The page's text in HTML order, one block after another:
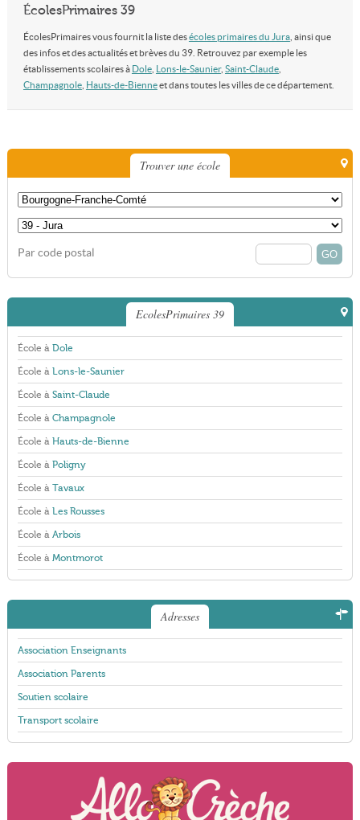
ÉcolesPrimaires 39
ÉcolesPrimaires vous fournit la liste desécoles primaires du Jura, ainsi que
des infos et des actualités et brèves du 39. Retrouvez par exemple les
établissements scolaires à Dole, Lons-le-Saunier, Saint-Claude,
Champagnole, Hauts-de-Bienneet dans toutes les villes de ce département.
Trouver une école
Par code postal
EcolesPrimaires 39
École à Dole
École à Lons-le-Saunier
École à Saint-Claude
École à Champagnole
École à Hauts-de-Bienne
École à Poligny
École à Tavaux
École à Les Rousses
École à Arbois
École à Montmorot
Adresses
Association Enseignants
Association Parents
Soutien scolaire
Transport scolaire